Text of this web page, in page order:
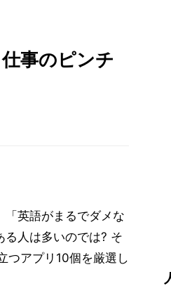
事のピンチ
「英語がまるでダメな
人は多いのでは? そ
つアプリ10個を厳選し